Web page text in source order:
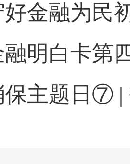
好金融为民
融明白卡第
保主题日⑦ |